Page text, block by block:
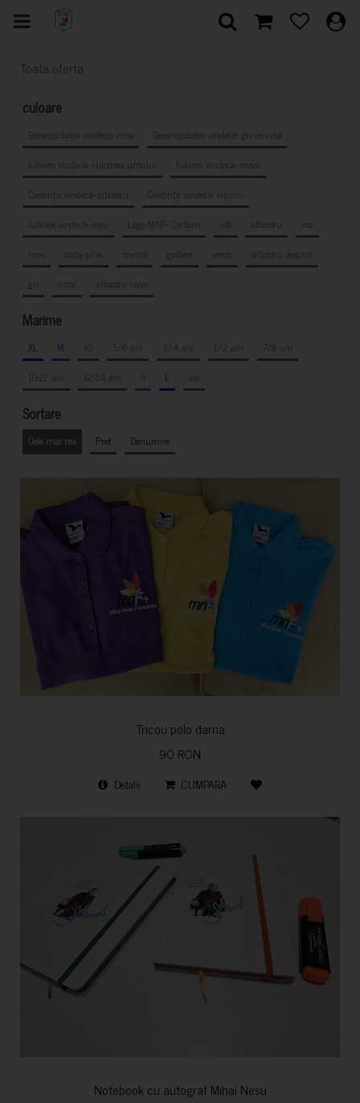
Toata oferta
culoare
Generozitatea vindecă- mov
Generozitatea vindecă- gri cenușă
Iubirea vindecă- culoarea untului
Iubirea vindecă- maro
Credința vindecă- albastru
Credința vindecă- vișiniu
Iubirea vindecă- roșu
Logo MNF- Cyclam alb albastru
roz
mov
baby pink mentă galben verde
albastru deschis
gri
coral albastru navy
Marime
XL M XS 5/6 ani 3/4 ani 1/2 ani
7/8 ani
10-12 ani
12-14 ani S L xxl
Sortare
Cele mai noi Pret Denumire
Tricou polo dama
90 RON
Detalii CUMPARA
Notebook cu autograf Mihai Nesu